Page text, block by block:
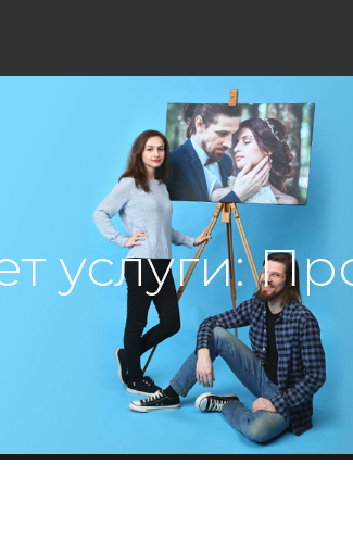
услуги: